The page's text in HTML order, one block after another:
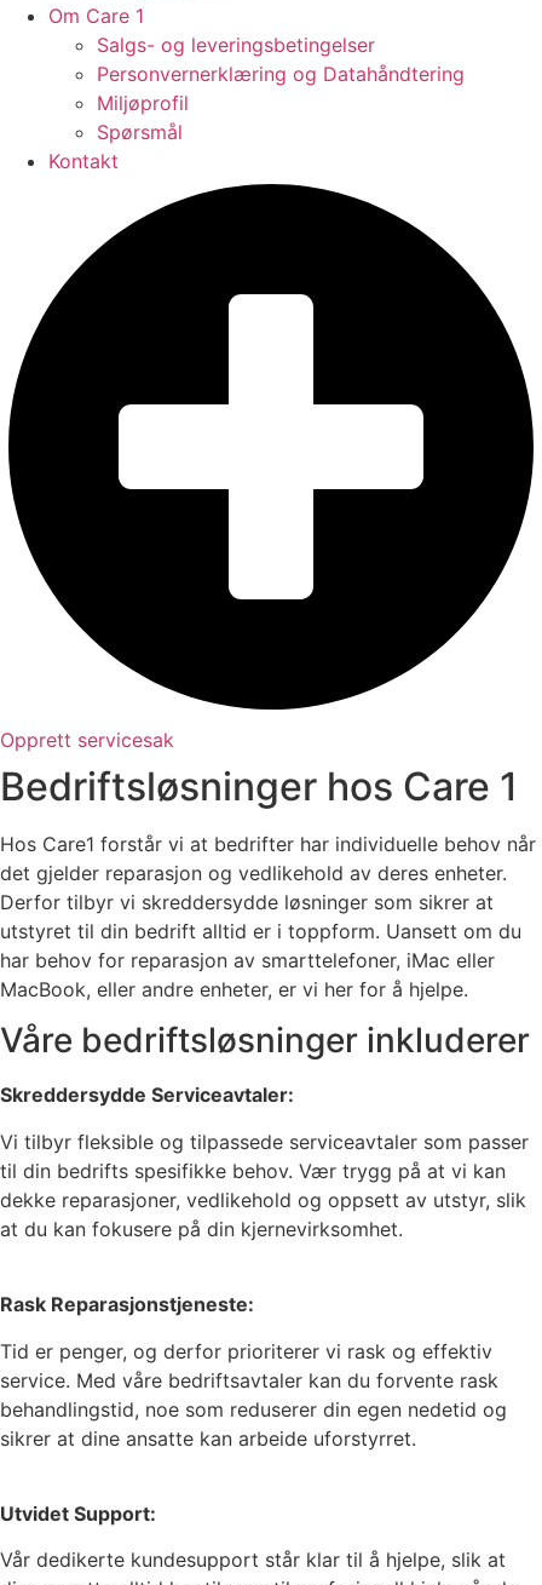
Om Care 1
Salgs- og leveringsbetingelser
Personvernerklæring og Datahåndtering
Miljøprofil
Spørsmål
Kontakt
Opprett servicesak
Bedriftsløsninger hos Care 1
Hos Care1 forstår vi at bedrifter har individuelle behov når
det gjelder reparasjon og vedlikehold av deres enheter.
Derfor tilbyr vi skreddersydde løsninger som sikrer at
utstyret til din bedrift alltid er i toppform. Uansett om du
har behov for reparasjon av smarttelefoner, iMac eller
MacBook, eller andre enheter, er vi her for å hjelpe.
Våre bedriftsløsninger inkluderer
Skreddersydde Serviceavtaler:
Vi tilbyr fleksible og tilpassede serviceavtaler som passer
til din bedrifts spesifikke behov. Vær trygg på at vi kan
dekke reparasjoner, vedlikehold og oppsett av utstyr, slik
at du kan fokusere på din kjernevirksomhet.
Rask Reparasjonstjeneste:
Tid er penger, og derfor prioriterer vi rask og effektiv
service. Med våre bedriftsavtaler kan du forvente rask
behandlingstid, noe som reduserer din egen nedetid og
sikrer at dine ansatte kan arbeide uforstyrret.
Utvidet Support:
Vår dedikerte kundesupport står klar til å hjelpe, slik at